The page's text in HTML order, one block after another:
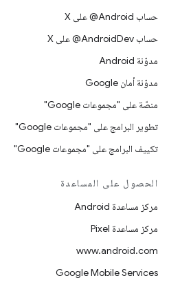
حساب ‎@Android على X
حساب ‎@AndroidDev على X
مدوّنة Android
مدوّنة أمان Google
منصّة على "مجموعات Google"
تطوير البرامج على "مجموعات Google"
تكييف البرامج على "مجموعات Google"
الحصول على المساعدة
مركز مساعدة Android
مركز مساعدة Pixel
www.android.com
Google Mobile Services